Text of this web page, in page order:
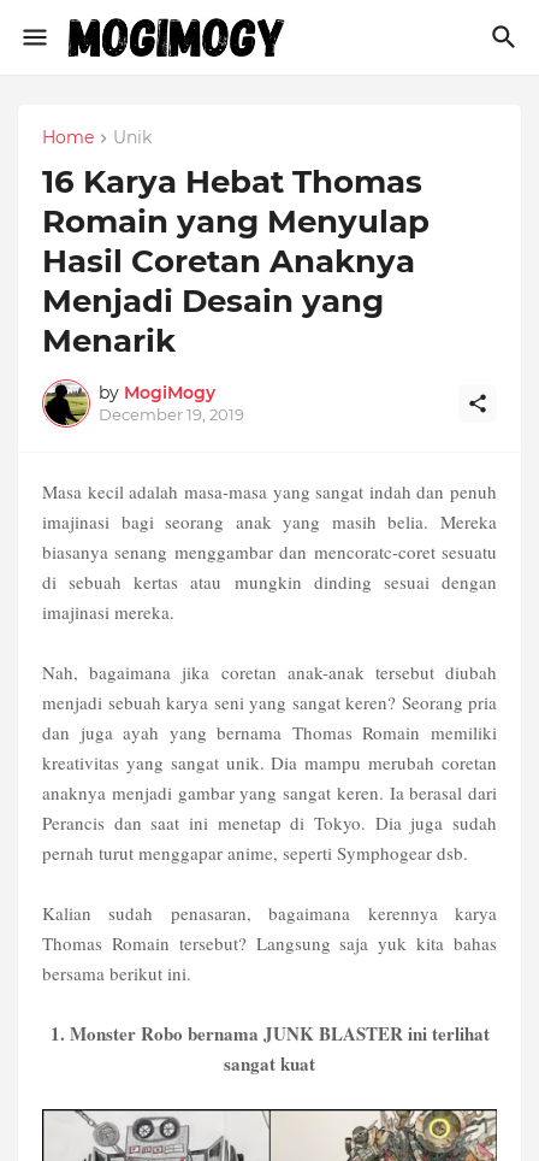
Home Unik
16 Karya Hebat Thomas
Romain yang Menyulap
Hasil Coretan Anaknya
Menjadi Desain yang
Menarik
by MogiMogy
December 19, 2019
Masa kecil adalah masa-masa yang sangat indah dan penuh
imajinasi bagi seorang anak yang masih belia. Mereka
biasanya senang menggambar dan mencoratc-coret sesuatu
di sebuah kertas atau mungkin dinding sesuai dengan
imajinasi mereka.
Nah, bagaimana jika coretan anak-anak tersebut diubah
menjadi sebuah karya seni yang sangat keren? Seorang pria
dan juga ayah yang bernama Thomas Romain memiliki
kreativitas yang sangat unik. Dia mampu merubah coretan
anaknya menjadi gambar yang sangat keren. Ia berasal dari
Perancis dan saat ini menetap di Tokyo. Dia juga sudah
pernah turut menggapar anime, seperti Symphogear dsb.
Kalian sudah penasaran, bagaimana kerennya karya
Thomas Romain tersebut? Langsung saja yuk kita bahas
bersama berikut ini.
1. Monster Robo bernama JUNK BLASTER ini terlihat
sangat kuat